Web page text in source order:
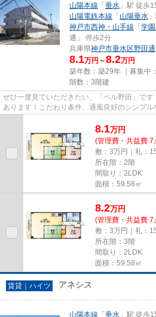
山陽本線 「 垂水 」駅 徒歩
山陽電鉄本線 「 山陽垂水
神戸市西神・山手線 「 学
通」 停歩2分
兵庫県神戸市垂水区野田通
8.1万円～8.2万円
築年数：築29年 ｜募集中：
階数：3階建
ぜひ一度見ていただきたい、「ベル野田」で
あります！こだわり条件、通風良好のシンプ
8.1万円
(管理費・共益費
敷：3万円｜礼：
所在階：2階
間取り：2LDK
面積：59.58㎡
8.2万円
(管理費・共益費
敷：3万円｜礼：
所在階：3階
間取り：2LDK
面積：59.58㎡
賃貸｜ハイツ アネシス
山陽本線 「 垂水 」駅 徒歩